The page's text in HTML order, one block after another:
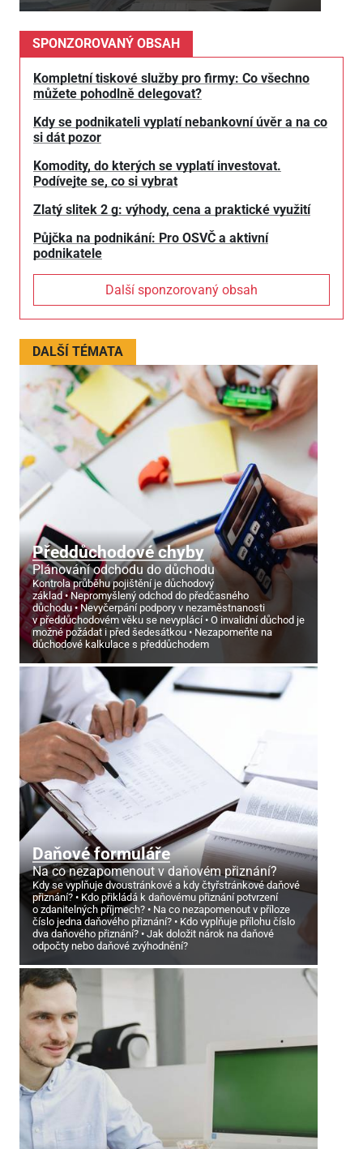
SPONZOROVANÝ OBSAH
Kompletní tiskové služby pro firmy: Co všechno
můžete pohodlně delegovat?
Kdy se podnikateli vyplatí nebankovní úvěr a na co
si dát pozor
Komodity, do kterých se vyplatí investovat.
Podívejte se, co si vybrat
Zlatý slitek 2 g: výhody, cena a praktické využití
Půjčka na podnikání: Pro OSVČ a aktivní
podnikatele
Další sponzorovaný obsah
DALŠÍ TÉMATA
Předdůchodové chyby
Plánování odchodu do důchodu
Kontrola průběhu pojištění je důchodový
základ
Nepromyšlený odchod do předčasného
důchodu
Nevyčerpání podpory v nezaměstnanosti
v předdůchodovém věku se nevyplácí
O invalidní důchod je
možné požádat i před šedesátkou
Nezapomeňte na
důchodové kalkulace s předdůchodem
Daňové formuláře
Na co nezapomenout v daňovém přiznání?
Kdy se vyplňuje dvoustránkové a kdy čtyřstránkové daňové
přiznání?
Kdo přikládá k daňovému přiznání potvrzení
o zdanitelných příjmech?
Na co nezapomenout v příloze
číslo jedna daňového přiznání?
Kdo vyplňuje přílohu číslo
dva daňového přiznání?
Jak doložit nárok na daňové
odpočty nebo daňové zvýhodnění?